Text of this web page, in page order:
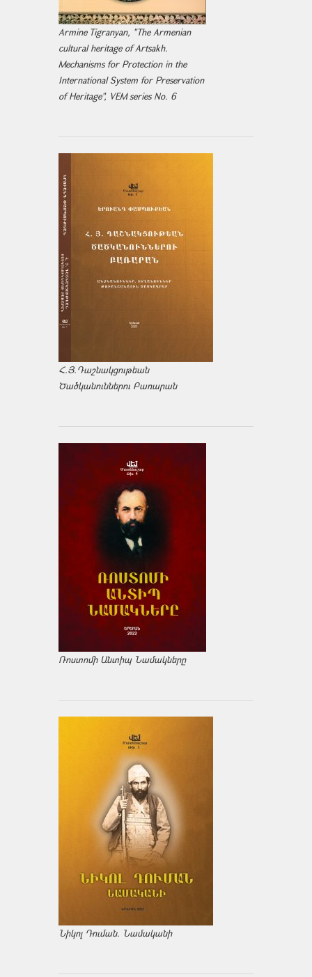
Armine Tigranyan, "The Armenian
cultural heritage of Artsakh.
Mechanisms for Protection in the
International System for Preservation
of Heritage", VEM series No. 6
Հ.Յ.Դաշնակցութեան
Ծածկանուններու Բառարան
Ռոստոմի Անտիպ Նամակները
Նիկոլ Դուման. Նամականի